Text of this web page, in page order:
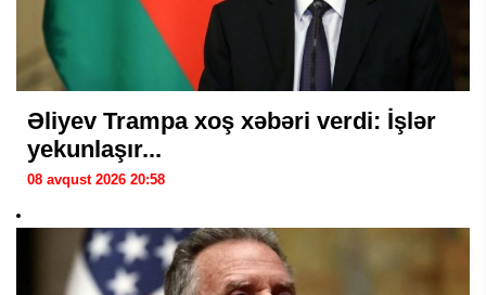
Əliyev Trampa xoş xəbəri verdi: İşlər
yekunlaşır...
08 avqust 2026 20:58